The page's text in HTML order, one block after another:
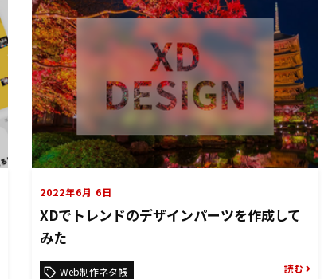
2022年6月 6日
XDでトレンドのデザインパーツを作成して
みた
Web制作ネタ帳 読む